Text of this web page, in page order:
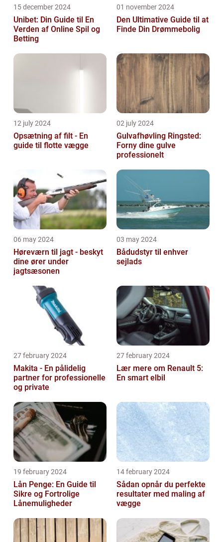
15 december 2024
Unibet: Din Guide til En
Verden af Online Spil og
Betting
01 november 2024
Den Ultimative Guide til at
Finde Din Drømmebolig
12 july 2024
Opsætning af filt - En
guide til flotte vægge
02 july 2024
Gulvafhøvling Ringsted:
Forny dine gulve
professionelt
06 may 2024
Høreværn til jagt - beskyt
dine ører under
jagtsæsonen
03 may 2024
Bådudstyr til enhver
sejlads
27 february 2024
Makita - En pålidelig
partner for professionelle
og private
27 february 2024
Lær mere om Renault 5:
En smart elbil
19 february 2024
Lån Penge: En Guide til
Sikre og Fortrolige
Lånemuligheder
14 february 2024
Sådan opnår du perfekte
resultater med maling af
vægge